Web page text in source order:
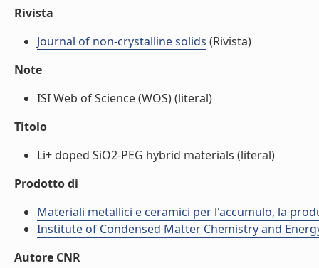
Rivista
Journal of non-crystalline solids (Rivista)
Note
ISI Web of Science (WOS) (literal)
Titolo
Li+ doped SiO2-PEG hybrid materials (literal)
Prodotto di
Materiali metallici e ceramici per l'accumulo, la
Institute of Condensed Matter Chemistry and
Autore CNR